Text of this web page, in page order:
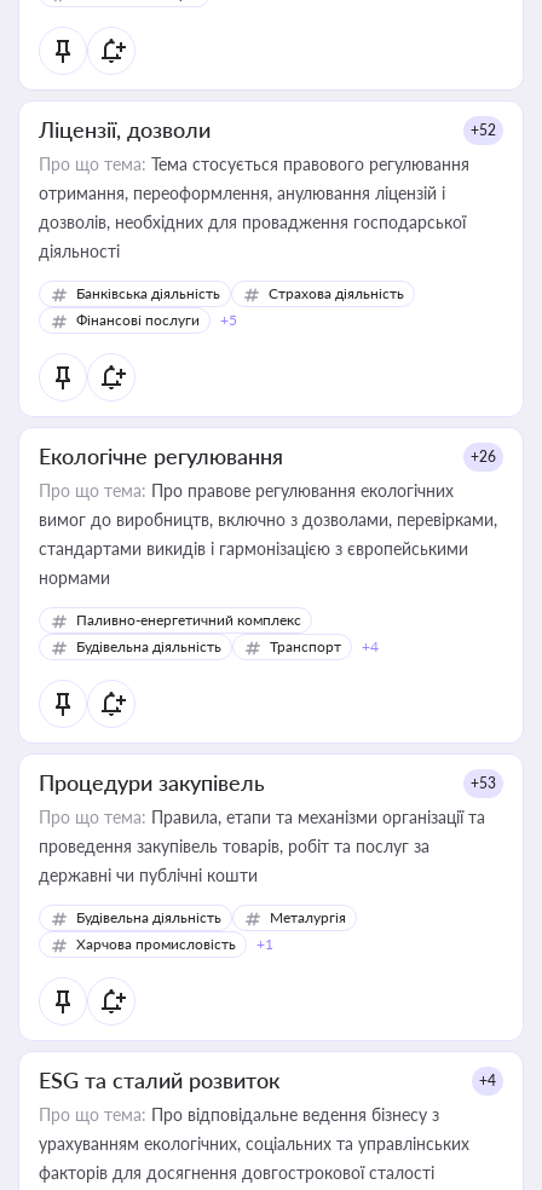
Ліцензії, дозволи +52
Про що тема: Тема стосується правового регулювання
отримання, переоформлення, анулювання ліцензій і
дозволів, необхідних для провадження господарської
діяльності
Банківська діяльність
Страхова діяльність
Фінансові послуги
+5
Екологічне регулювання +26
Про що тема: Про правове регулювання екологічних
вимог до виробництв, включно з дозволами, перевірками,
стандартами викидів і гармонізацією з європейськими
нормами
Паливно-енергетичний комплекс
Будівельна діяльність
Транспорт +4
Процедури закупівель +53
Про що тема: Правила, етапи та механізми організації та
проведення закупівель товарів, робіт та послуг за
державні чи публічні кошти
Будівельна діяльність
Металургія
Харчова промисловість
+1
ESG та сталий розвиток +4
Про що тема: Про відповідальне ведення бізнесу з
урахуванням екологічних, соціальних та управлінських
факторів для досягнення довгострокової сталості